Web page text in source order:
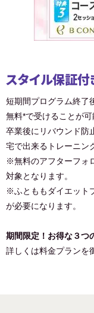
スタイル保証付
短期間プログラム終了
無料*で受けることが可
卒業後にリバウンド防
宅で出来るトレーニン
※無料のアフターフォ
対象となります。
※ふとももダイエット
が必要になります。
期間限定！お得な３つ
詳しくは料金プランを